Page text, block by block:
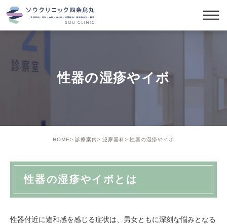
性器の湿疹やイボ
HOME 診療案内 泌尿器科 性器の湿疹やイボ
性器の湿疹やイボとは
性器付近に違和感を感じる症状は、男女ともに深刻な悩みとなる